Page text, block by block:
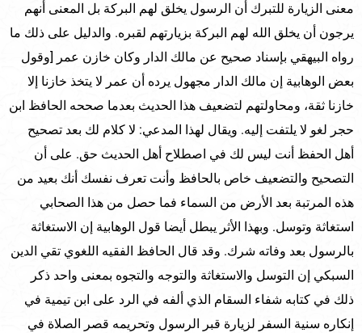
معنى الزيارة للتبرك أن الرسول يخلق لهم البركة بل المعنى أنهم
يرجون أن يخلق الله لهم البركة بزيارتهم لقبره. والدليل على ذلك ما
رواه البيهقي بإسناد صحيح عن مالك الدار وكان خازن عمر [وقول
بعض الوهابية إن مالك الدار مجهول يرده أن عمر لا يتخذ خازنا إلا
خازنا ثقة، ومحاولتهم لتضعيف هذا الحديث بعدما صححه الحافظ ابن
حجر لغو لا يلتفت إليه. ويقال لهذا المدعي: لا كلام لك بعد تصحيح
أهل الحفظ أنت ليس لك في اصطلاح أهل الحديث حق. على أن
التصحيح والتضعيف خاص بالحافظ وأنت تعرف نفسك أنك بعيد من
هذه المرتبة بعد الأرض من السماء فما حصل من هذا الصحابي
استغاثة وتوسل. وبهذا الأثر يبطل أيضا قول الوهابية إن الاستغاثة
بالرسول بعد وفاته شرك. وقد قال الحافظ الفقيه اللغوي تقي الدين
السبكي إن التوسل والاستغاثة والتوجه والتجوه بمعنى واحد ذكر
ذلك في كتابه شفاء السقام الذي ألفه في الرد على ابن تيمية في
إنكاره سنية السفر لزيارة قبر الرسول وتحريمه قصر الصلاة في